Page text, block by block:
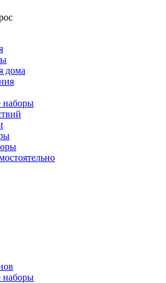
дома
наборы
наборы